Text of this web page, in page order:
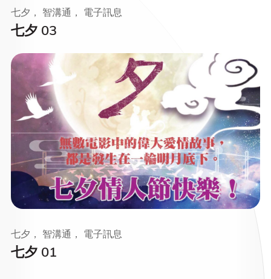
七夕 03
七夕， 智溝通， 電子訊息
七夕 01
七夕， 智溝通， 電子訊息